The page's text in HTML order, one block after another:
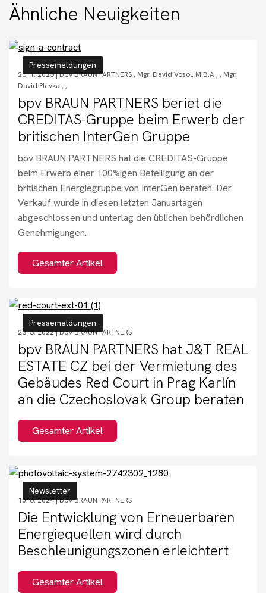
Ähnliche Neuigkeiten
Pressemeldungen
26. 1. 2023 |bpv BRAUN PARTNERS , Mgr. David Vosol, M.B.A , , Mgr.
David Plevka , ,
bpv BRAUN PARTNERS beriet die
CREDITAS-Gruppe beim Erwerb der
britischen InterGen Gruppe
bpv BRAUN PARTNERS hat die CREDITAS-Gruppe
beim Erwerb einer 100%igen Beteiligung an der
britischen Energiegruppe von InterGen beraten. Der
Verkauf wurde in diesen letzten Januartagen
abgeschlossen und unterlag den üblichen behördlichen
Genehmigungen.
Gesamter Artikel
Pressemeldungen
23. 3. 2022 |bpv BRAUN PARTNERS
bpv BRAUN PARTNERS hat J&T REAL
ESTATE CZ bei der Vermietung des
Gebäudes Red Court in Prag Karlín
an die Czechoslovak Group beraten
Gesamter Artikel
Newsletter
10. 6. 2024 |bpv BRAUN PARTNERS
Die Entwicklung von Erneuerbaren
Energiequellen wird durch
Beschleunigungszonen erleichtert
Gesamter Artikel